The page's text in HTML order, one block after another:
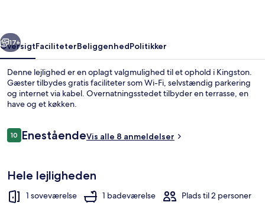
Næste
17+
OversigtFaciliteterBeliggenhedPolitikker
Denne lejlighed er en oplagt valgmulighed til et ophold i Kingston.
Gæster tilbydes gratis faciliteter som Wi-Fi, selvstændig parkering
og internet via kabel. Overnatningsstedet tilbyder en terrasse, en
have og et køkken.
Anmeldelser
1010 ud af 10.
EneståendeVis alle 8 anmeldelser
Hele lejligheden
1 soveværelse 1 badeværelse Plads til 2 personer